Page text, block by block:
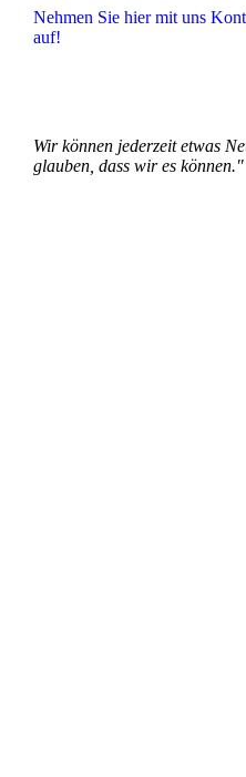
Nehmen Sie hier mit uns
auf!
Wir können jederzeit etwas
glauben, dass wir es können."